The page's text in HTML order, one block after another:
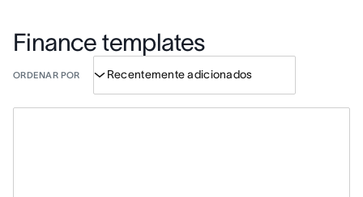
Finance templates
ORDENAR POR